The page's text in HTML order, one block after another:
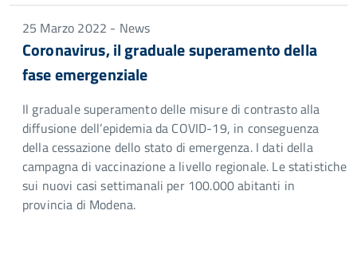
25 Marzo 2022 - News
Coronavirus, il graduale superamento della
fase emergenziale
Il graduale superamento delle misure di contrasto alla
diffusione dell’epidemia da COVID-19, in conseguenza
della cessazione dello stato di emergenza. I dati della
campagna di vaccinazione a livello regionale. Le statistiche
sui nuovi casi settimanali per 100.000 abitanti in
provincia di Modena.